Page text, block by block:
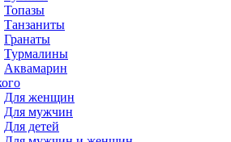
Топазы
Танзаниты
Гранаты
Турмалины
Аквамарин
Для женщин
Для мужчин
Для детей